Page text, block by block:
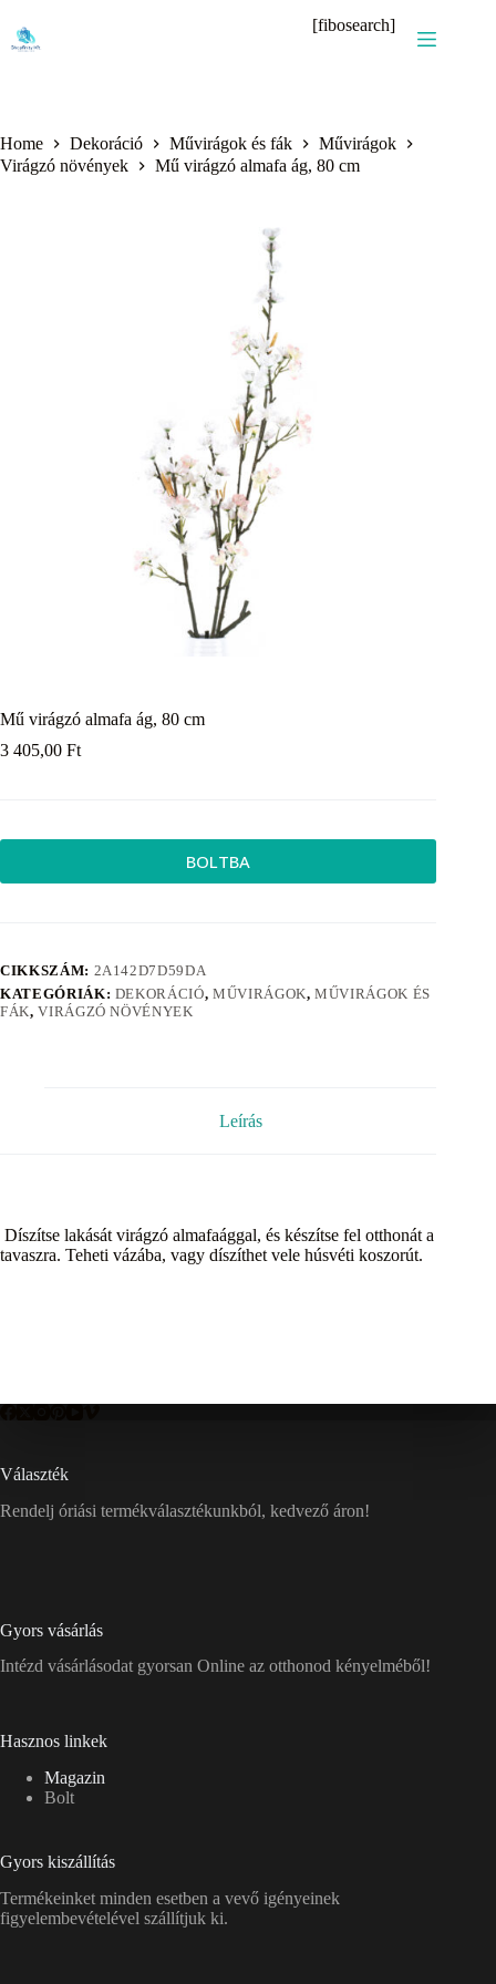
content
[fibosearch]
Home Dekoráció Művirágok és fák
Művirágok
Virágzó növények
Mű virágzó almafa ág, 80 cm
Mű virágzó almafa ág, 80 cm
3 405,00 Ft
BOLTBA
CIKKSZÁM: 2A142D7D59DA
KATEGÓRIÁK: DEKORÁCIÓ, MŰVIRÁGOK,MŰVIRÁGOK ÉS
FÁK,VIRÁGZÓ NÖVÉNYEK
Leírás
Díszítse lakását virágzó almafaággal, és készítse fel otthonát a
tavaszra. Teheti vázába, vagy díszíthet vele húsvéti koszorút.
Választék
Rendelj óriási termékválasztékunkból, kedvező áron!
Gyors vásárlás
Intézd vásárlásodat gyorsan Online az otthonod kényelméből!
Hasznos linkek
Magazin
Bolt
Gyors kiszállítás
Termékeinket minden esetben a vevő igényeinek
figyelembevételével szállítjuk ki.